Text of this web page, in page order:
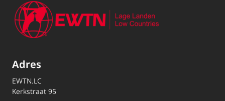
Adres
EWTN.LC
Kerkstraat 95